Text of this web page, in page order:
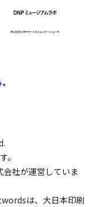
。
社が運営していま
は、大日本印刷